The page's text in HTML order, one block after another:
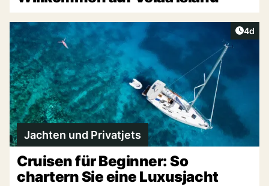
4d
Jachten und Privatjets
Cruisen für Beginner: So
chartern Sie eine Luxusjacht